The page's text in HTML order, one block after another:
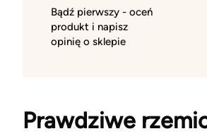
Bądź pierwszy - oceń
produkt i napisz
opinię o sklepie
Prawdziwe